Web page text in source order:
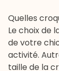
Quelles
Le choix de
de votre
activité.
taille de la